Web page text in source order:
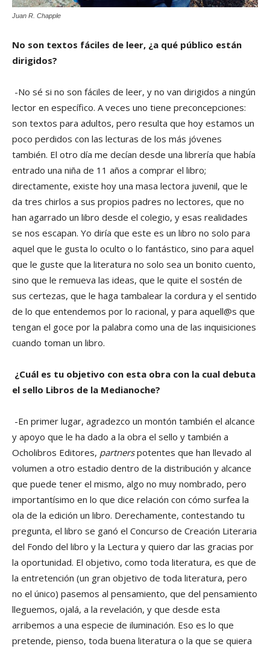
Juan R. Chapple
No son textos fáciles de leer, ¿a qué público están
dirigidos?
-No sé si no son fáciles de leer, y no van dirigidos a ningún
lector en específico. A veces uno tiene preconcepciones:
son textos para adultos, pero resulta que hoy estamos un
poco perdidos con las lecturas de los más jóvenes
también. El otro día me decían desde una librería que había
entrado una niña de 11 años a comprar el libro;
directamente, existe hoy una masa lectora juvenil, que le
da tres chirlos a sus propios padres no lectores, que no
han agarrado un libro desde el colegio, y esas realidades
se nos escapan. Yo diría que este es un libro no solo para
aquel que le gusta lo oculto o lo fantástico, sino para aquel
que le guste que la literatura no solo sea un bonito cuento,
sino que le remueva las ideas, que le quite el sostén de
sus certezas, que le haga tambalear la cordura y el sentido
de lo que entendemos por lo racional, y para aquell@s que
tengan el goce por la palabra como una de las inquisiciones
cuando toman un libro.
¿Cuál es tu objetivo con esta obra con la cual debuta
el sello Libros de la Medianoche?
-En primer lugar, agradezco un montón también el alcance
y apoyo que le ha dado a la obra el sello y también a
Ocholibros Editores, partnerspotentes que han llevado al
volumen a otro estadio dentro de la distribución y alcance
que puede tener el mismo, algo no muy nombrado, pero
importantísimo en lo que dice relación con cómo surfea la
ola de la edición un libro. Derechamente, contestando tu
pregunta, el libro se ganó el Concurso de Creación Literaria
del Fondo del libro y la Lectura y quiero dar las gracias por
la oportunidad. El objetivo, como toda literatura, es que de
la entretención (un gran objetivo de toda literatura, pero
no el único) pasemos al pensamiento, que del pensamiento
lleguemos, ojalá, a la revelación, y que desde esta
arribemos a una especie de iluminación. Eso es lo que
pretende, pienso, toda buena literatura o la que se quiera